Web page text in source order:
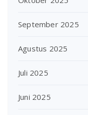
September 2025
Agustus 2025
Juli 2025
Juni 2025